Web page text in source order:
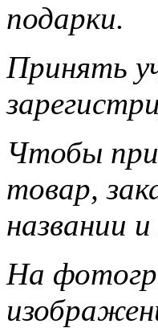
подарки.
Принять
Чтобы
товар,
названии
На